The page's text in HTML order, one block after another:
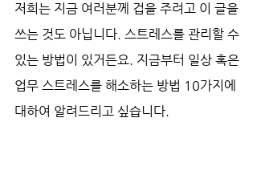
저희는 지금 여러분께 겁을 주려고 이 글을
쓰는 것도 아닙니다. 스트레스를 관리할 수
있는 방법이 있거든요. 지금부터 일상 혹은
업무 스트레스를 해소하는 방법 10가지에
대하여 알려드리고 싶습니다.